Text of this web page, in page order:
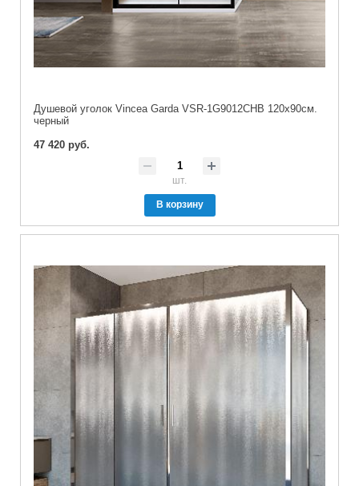
Душевой уголок Vincea Garda VSR-1G9012CHB 120х90см.
черный
47 420 руб.
шт.
В корзину